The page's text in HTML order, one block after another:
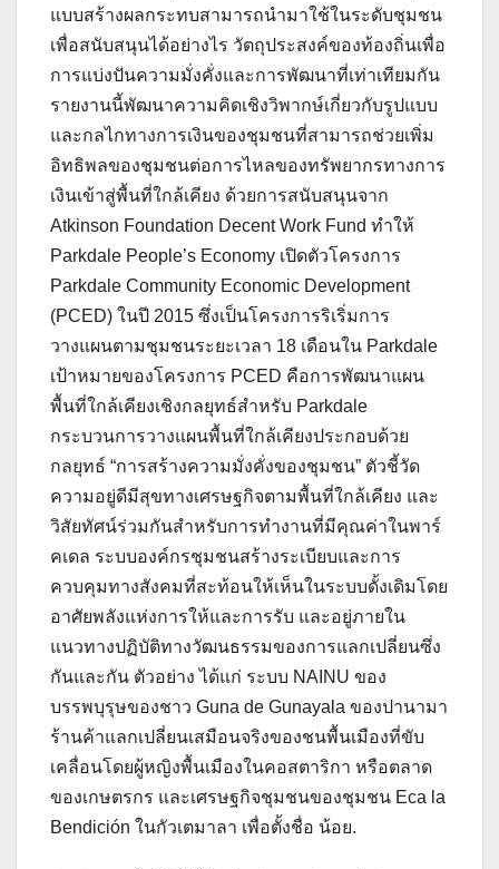
แบบสร้างผลกระทบสามารถนำมาใช้ในระดับชุมชน
เพื่อสนับสนุนได้อย่างไร วัตถุประสงค์ของท้องถิ่นเพื่อ
การแบ่งปันความมั่งคั่งและการพัฒนาที่เท่าเทียมกัน
รายงานนี้พัฒนาความคิดเชิงวิพากษ์เกี่ยวกับรูปแบบ
และกลไกทางการเงินของชุมชนที่สามารถช่วยเพิ่ม
อิทธิพลของชุมชนต่อการไหลของทรัพยากรทางการ
เงินเข้าสู่พื้นที่ใกล้เคียง ด้วยการสนับสนุนจาก
Atkinson Foundation Decent Work Fund ทำให้
Parkdale People’s Economy เปิดตัวโครงการ
Parkdale Community Economic Development
(PCED) ในปี 2015 ซึ่งเป็นโครงการริเริ่มการ
วางแผนตามชุมชนระยะเวลา 18 เดือนใน Parkdale
เป้าหมายของโครงการ PCED คือการพัฒนาแผน
พื้นที่ใกล้เคียงเชิงกลยุทธ์สำหรับ Parkdale
กระบวนการวางแผนพื้นที่ใกล้เคียงประกอบด้วย
กลยุทธ์ “การสร้างความมั่งคั่งของชุมชน” ตัวชี้วัด
ความอยู่ดีมีสุขทางเศรษฐกิจตามพื้นที่ใกล้เคียง และ
วิสัยทัศน์ร่วมกันสำหรับการทำงานที่มีคุณค่าในพาร์
คเดล ระบบองค์กรชุมชนสร้างระเบียบและการ
ควบคุมทางสังคมที่สะท้อนให้เห็นในระบบดั้งเดิมโดย
อาศัยพลังแห่งการให้และการรับ และอยู่ภายใน
แนวทางปฏิบัติทางวัฒนธรรมของการแลกเปลี่ยนซึ่ง
กันและกัน ตัวอย่าง ได้แก่ ระบบ NAINU ของ
บรรพบุรุษของชาว Guna de Gunayala ของปานามา
ร้านค้าแลกเปลี่ยนเสมือนจริงของชนพื้นเมืองที่ขับ
เคลื่อนโดยผู้หญิงพื้นเมืองในคอสตาริกา หรือตลาด
ของเกษตรกร และเศรษฐกิจชุมชนของชุมชน Eca la
Bendición ในกัวเตมาลา เพื่อตั้งชื่อ น้อย.